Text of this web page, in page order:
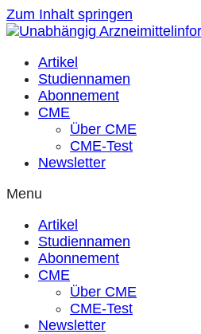
Zum Inhalt springen
Artikel
Studiennamen
Abonnement
CME
Über CME
CME-Test
Newsletter
Menu
Artikel
Studiennamen
Abonnement
CME
Über CME
CME-Test
Newsletter